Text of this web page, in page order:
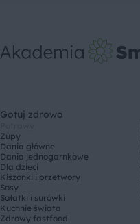
Gotuj zdrowo
Zupy
Dania główne
Dania jednogarnkowe
Dla dzieci
Kiszonki i przetwory
Sosy
Sałatki i surówki
Kuchnie świata
Zdrowy fastfood